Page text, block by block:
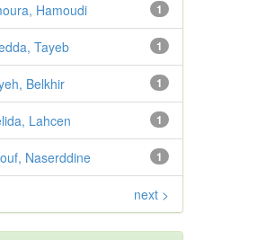
1
Hamoudi
1
Tayeb
1
Belkhir
1
Lahcen
1
Naserddine
next >